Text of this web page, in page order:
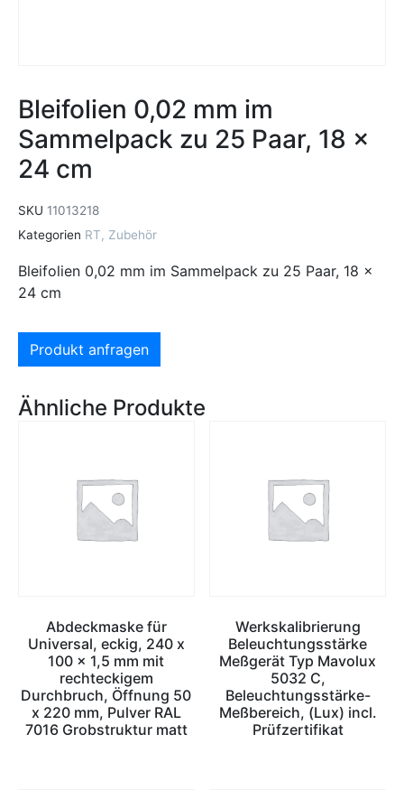
Bleifolien 0,02 mm im
Sammelpack zu 25 Paar, 18 x
24 cm
SKU 11013218
Kategorien RT, Zubehör
Bleifolien 0,02 mm im Sammelpack zu 25 Paar, 18 x
24 cm
Produkt anfragen
Ähnliche Produkte
Abdeckmaske für
Universal, eckig, 240 x
100 x 1,5 mm mit
rechteckigem
Durchbruch, Öffnung 50
x 220 mm, Pulver RAL
7016 Grobstruktur matt
Werkskalibrierung
Beleuchtungsstärke
Meßgerät Typ Mavolux
5032 C,
Beleuchtungsstärke-
Meßbereich, (Lux) incl.
Prüfzertifikat